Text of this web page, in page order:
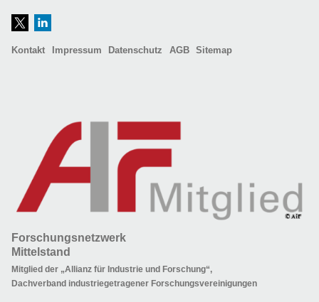
Kontakt Impressum Datenschutz AGB Sitemap
Forschungsnetzwerk
Mittelstand
Mitglied der „Allianz für Industrie und Forschung“,
Dachverband industriegetragener Forschungsvereinigungen